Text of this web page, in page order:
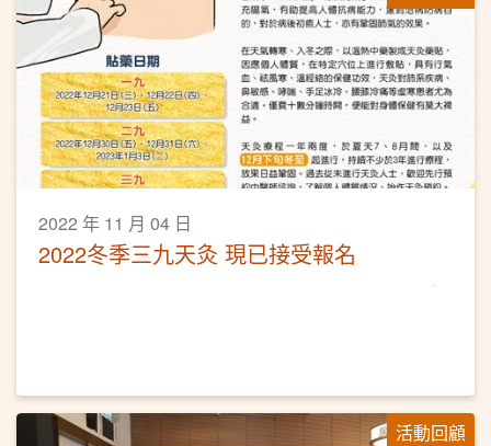
2022 年 11 月 04 日
2022冬季三九天灸 現已接受報名
活動回顧